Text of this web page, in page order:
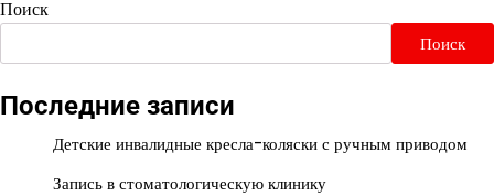
Поиск
Поиск
Последние записи
Детские инвалидные кресла-коляски с ручным приводом
Запись в стоматологическую клинику